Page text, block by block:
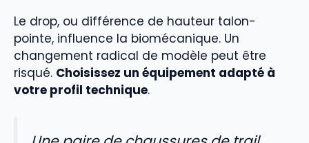
Le drop, ou différence de hauteur talon-
pointe, influence la biomécanique. Un
changement radical de modèle peut être
risqué. Choisissez un équipement adapté à
votre profil technique.